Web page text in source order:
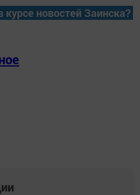
новостей Заинска?